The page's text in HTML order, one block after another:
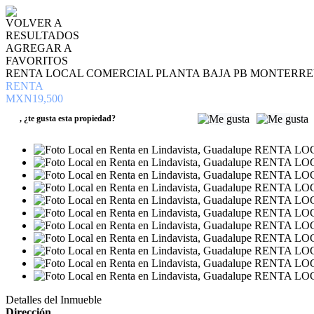
VOLVER A
RESULTADOS
AGREGAR A
FAVORITOS
RENTA LOCAL COMERCIAL PLANTA BAJA PB
RENTA
MXN19,500
, ¿te gusta esta propiedad?
Detalles del Inmueble